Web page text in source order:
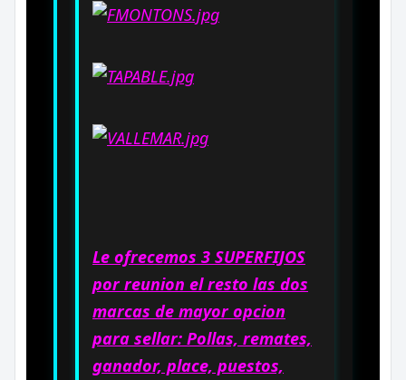
Le ofrecemos 3 SUPERFIJOS
por reunion el resto las dos
marcas de mayor opcion
para sellar: Pollas, remates,
ganador, place, puestos,